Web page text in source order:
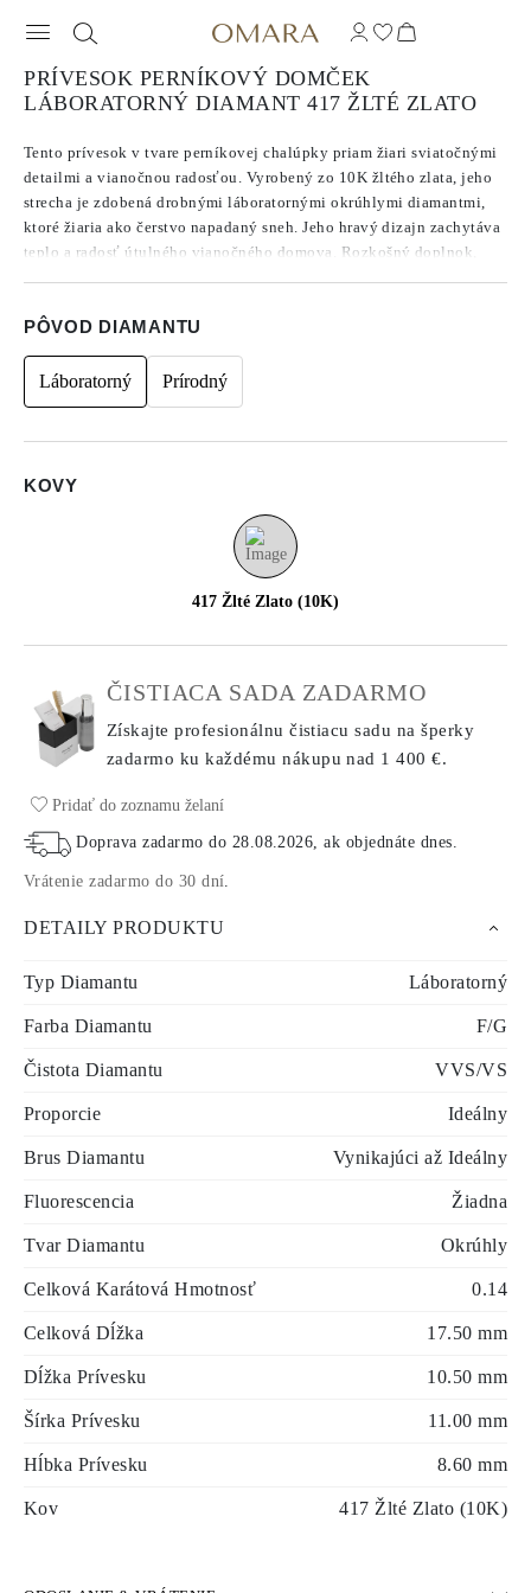
PRÍVESOK PERNÍKOVÝ DOMČEK
LÁBORATORNÝ DIAMANT 417 ŽLTÉ ZLATO
Tento prívesok v tvare perníkovej chalúpky priam žiari sviatočnými
detailmi a vianočnou radosťou. Vyrobený zo 10K žltého zlata, jeho
strecha je zdobená drobnými láboratornými okrúhlymi diamantmi,
ktoré žiaria ako čerstvo napadaný sneh. Jeho hravý dizajn zachytáva
teplo a radosť útulného vianočného domova. Rozkošný doplnok,
**Retiazka nie je súčasťou nákupu
PÔVOD DIAMANTU
Láboratorný Prírodný
KOVY
417 Žlté Zlato (10K)
ČISTIACA SADA ZADARMO
Získajte profesionálnu čistiacu sadu na šperky
zadarmo ku každému nákupunad 1 400 €.
Pridať do zoznamu želaní
Doprava zadarmo do 28.08.2026, ak objednáte dnes.
Vrátenie zadarmo do 30 dní.
DETAILY PRODUKTU
Typ Diamantu Láboratorný
Farba Diamantu F/G
Čistota Diamantu VVS/VS
Proporcie Ideálny
Brus Diamantu Vynikajúci až Ideálny
Fluorescencia Žiadna
Tvar Diamantu Okrúhly
Celková Karátová Hmotnosť 0.14
Celková Dĺžka 17.50 mm
Dĺžka Prívesku 10.50 mm
Šírka Prívesku 11.00 mm
Hĺbka Prívesku 8.60 mm
Kov 417 Žlté Zlato (10K)